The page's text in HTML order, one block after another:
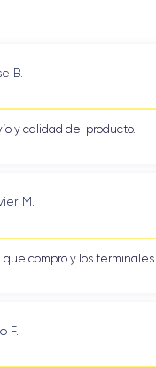
B.
y calidad del producto.
M.
que compro y los
F.